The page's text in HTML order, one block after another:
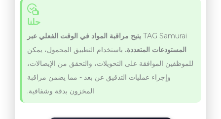
حلنا
TAG Samurai يتيح مراقبة المواد في الوقت الفعلي عبر
المستودعات المتعددة.باستخدام التطبيق المحمول، يمكن
للموظفين الموافقة على التحويلات، والتحقق من الإيصالات،
وإجراء عمليات التدقيق عن بعد - مما يضمن مراقبة
المخزون بدقة وشفافية.